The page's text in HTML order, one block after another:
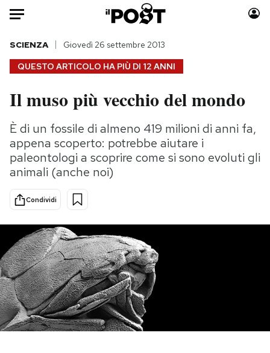
Auto
HOME
Italia
Politica
Tecnologia
Internet
Scienza
Cultura
Economia
Sport
Moda
Consumismi
Storie/Idee
Altrecose
PODCAST
NEWSLETTER
QUESTO ARTICOLO HA PIÙ DI 12 ANNI
SCIENZA Giovedì 26 settembre 2013
Il muso più vecchio del mondo
È di un fossile di almeno 419 milioni di anni fa,
appena scoperto: potrebbe aiutare i
paleontologi a scoprire come si sono evoluti gli
animali (anche noi)
Condividi